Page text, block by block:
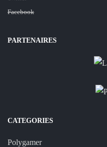
Facebook
PARTENAIRES
CATEGORIES
Polygamer